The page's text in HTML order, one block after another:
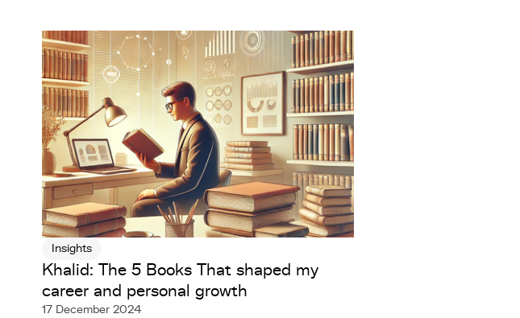
Insights
Khalid: The 5 Books That shaped my
career and personal growth
17 December 2024